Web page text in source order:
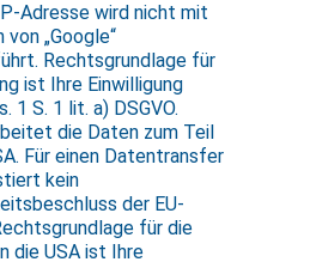
Adresse wird nicht mit
„Google“
Rechtsgrundlage für
ist Ihre Einwilligung
1 S. 1 lit. a) DSGVO.
die Daten zum Teil
Für einen Datentransfer
kein
der EU-
für die
die USA ist Ihre